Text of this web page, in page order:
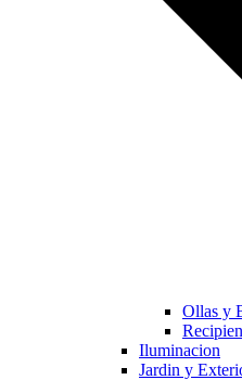
Ollas y
Iluminacion
Jardin y